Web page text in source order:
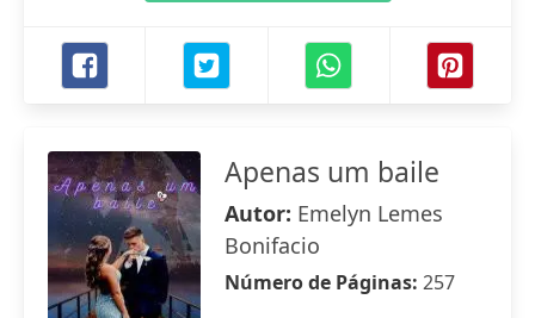
Apenas um baile
Autor: Emelyn Lemes
Bonifacio
Número de Páginas: 257